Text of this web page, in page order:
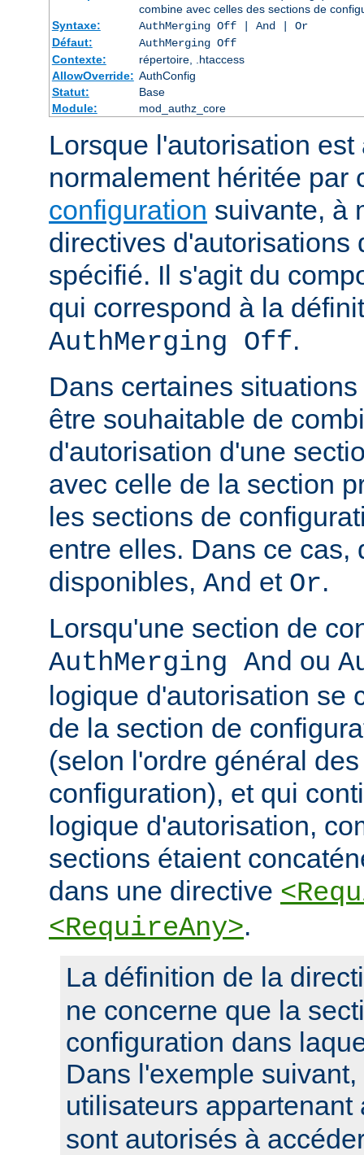
combine avec celles des sections de
Syntaxe:
AuthMerging Off | And | Or
Défaut:
AuthMerging Off
Contexte:
répertoire, .htaccess
AllowOverride: AuthConfig
Statut:
Base
Module:
mod_authz_core
Lorsque l'autorisation
normalement héritée par
configuration suivante, à
directives d'autorisations
spécifié. Il s'agit du
qui correspond à la
AuthMerging Off.
Dans certaines
être souhaitable de
d'autorisation d'une
avec celle de la section
les sections de
entre elles. Dans ce cas,
disponibles, And et Or.
Lorsqu'une section de
AuthMerging And ou
logique d'autorisation se
de la section de
(selon l'ordre général
configuration), et qui
logique d'autorisation,
sections étaient
dans une directive
<RequireAny>.
La définition de la
ne concerne que la
configuration dans
Dans l'exemple
utilisateurs
sont autorisés à